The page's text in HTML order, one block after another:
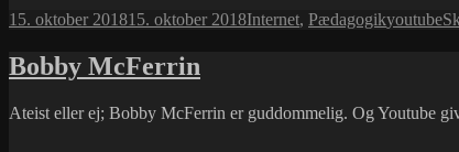
Udgivet
15. oktober 201815. oktober 2018Kategorier
Internet, PædagogikTags
youtube
Bobby McFerrin
Ateist eller ej; Bobby McFerrin er guddommelig. Og Youtube